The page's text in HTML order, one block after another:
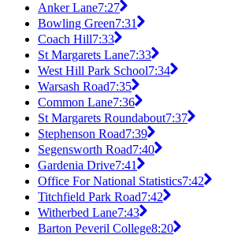
Anker Lane7:27
Bowling Green7:31
Coach Hill7:33
St Margarets Lane7:33
West Hill Park School7:34
Warsash Road7:35
Common Lane7:36
St Margarets Roundabout7:37
Stephenson Road7:39
Segensworth Road7:40
Gardenia Drive7:41
Office For National Statistics7:42
Titchfield Park Road7:42
Witherbed Lane7:43
Barton Peveril College8:20